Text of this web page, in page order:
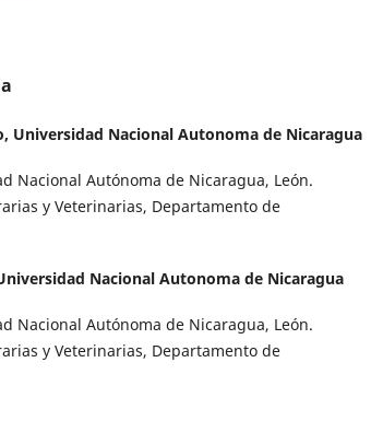
Universidad Nacional Autonoma de Nicaragua
Nacional Autónoma de Nicaragua, León.
y Veterinarias, Departamento de
Nacional Autonoma de Nicaragua
Nacional Autónoma de Nicaragua, León.
y Veterinarias, Departamento de